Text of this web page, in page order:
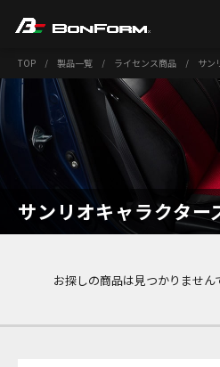
TOP / 製品一覧 / ライセンス商品 / サン
サンリオキャラクター
お探しの商品は見つかりません